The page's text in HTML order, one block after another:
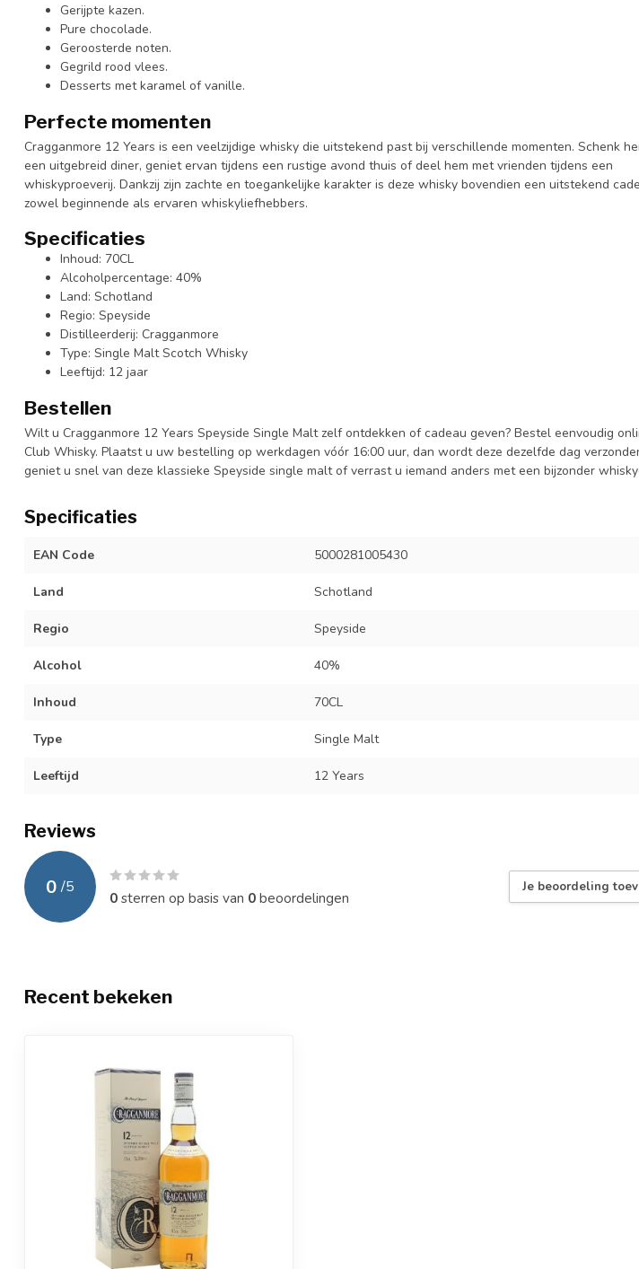
Gerijpte kazen.
Pure chocolade.
Geroosterde noten.
Gegrild rood vlees.
Desserts met karamel of vanille.
Perfecte momenten
Cragganmore 12 Years is een veelzijdige whisky die uitstekend past bij verschillende momenten. Schenk
een uitgebreid diner, geniet ervan tijdens een rustige avond thuis of deel hem met vrienden tijdens een
whiskyproeverij. Dankzij zijn zachte en toegankelijke karakter is deze whisky bovendien een uitstekend
zowel beginnende als ervaren whiskyliefhebbers.
Specificaties
Inhoud: 70CL
Alcoholpercentage: 40%
Land: Schotland
Regio: Speyside
Distilleerderij: Cragganmore
Type: Single Malt Scotch Whisky
Leeftijd: 12 jaar
Bestellen
Wilt u Cragganmore 12 Years Speyside Single Malt zelf ontdekken of cadeau geven? Bestel eenvoudig
Club Whisky. Plaatst u uw bestelling op werkdagen vóór 16:00 uur, dan wordt deze dezelfde dag
geniet u snel van deze klassieke Speyside single malt of verrast u iemand anders met een bijzonder
Specificaties
EAN Code 5000281005430
Land Schotland
Regio Speyside
Alcohol 40%
Inhoud 70CL
Type Single Malt
Leeftijd 12 Years
Reviews
0 /5
0sterren op basis van 0beoordelingen
Je beoordeling
Recent bekeken